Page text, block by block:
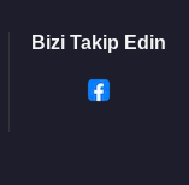
Bizi Takip Edin